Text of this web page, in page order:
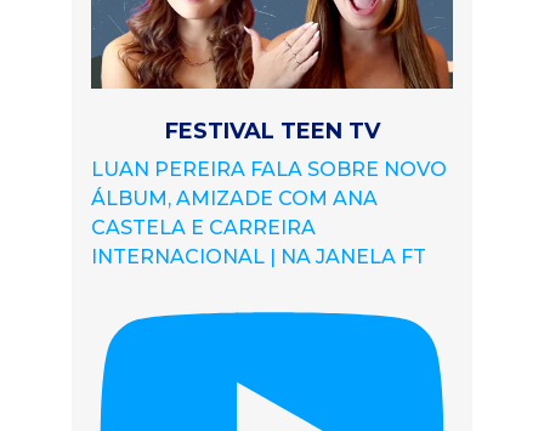
FESTIVAL TEEN TV
LUAN PEREIRA FALA SOBRE NOVO
ÁLBUM, AMIZADE COM ANA
CASTELA E CARREIRA
INTERNACIONAL | NA JANELA FT